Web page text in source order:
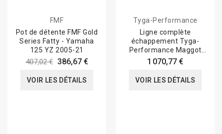
FMF
Pot de détente FMF Gold
Series Fatty - Yamaha
125 YZ 2005-21
407,02 € 386,67 €
VOIR LES DÉTAILS
Tyga-Performance
Ligne complète
échappement Tyga-
Performance Maggot
Inox, KTM RC 390 2014-
21
1 070,77 €
VOIR LES DÉTAILS